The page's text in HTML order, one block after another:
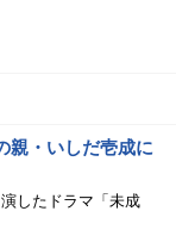
親・いしだ壱成に
したドラマ「未成